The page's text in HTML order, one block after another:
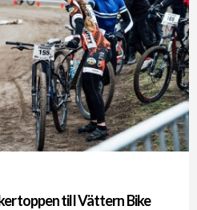
till Vättern Bike